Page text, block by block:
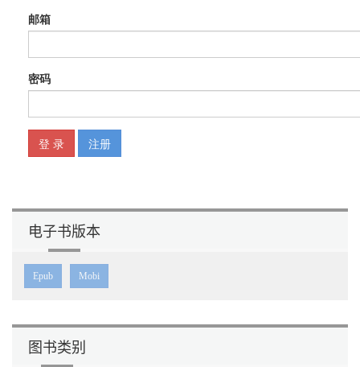
电子书版本
Epub Mobi
图书类别